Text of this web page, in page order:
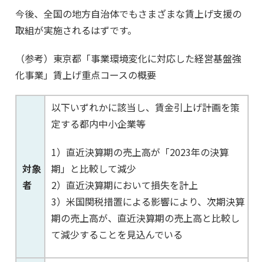
今後、全国の地方自治体でもさまざまな賃上げ支援の
取組が実施されるはずです。
（参考）東京都「事業環境変化に対応した経営基盤強
化事業」賃上げ重点コースの概要
対象
者
以下いずれかに該当し、賃金引上げ計画を策
定する都内中小企業等
1）直近決算期の売上高が「2023年の決算
期」と比較して減少
2）直近決算期において損失を計上
3）米国関税措置による影響により、次期決算
期の売上高が、直近決算期の売上高と比較し
て減少することを見込んでいる